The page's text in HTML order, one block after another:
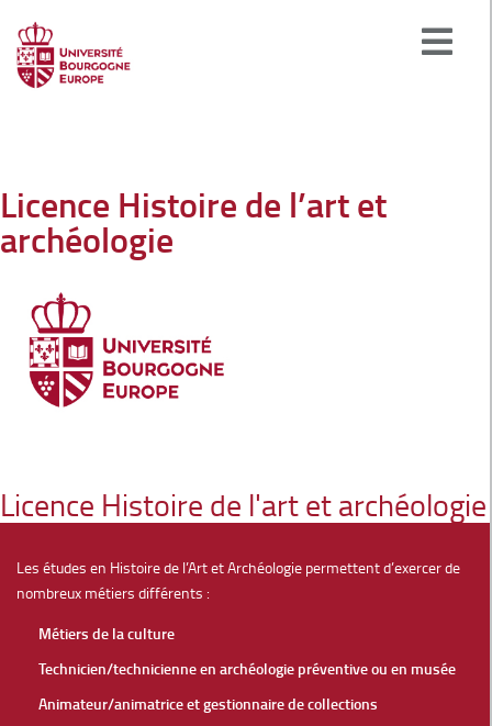
Licence Histoire de l’art et
archéologie
Licence Histoire de l'art et archéologie
Les études en Histoire de l’Art et Archéologie permettent d’exercer de
nombreux métiers différents :
Métiers de la culture
Technicien/technicienne en archéologie préventive ou en musée
Animateur/animatrice et gestionnaire de collections